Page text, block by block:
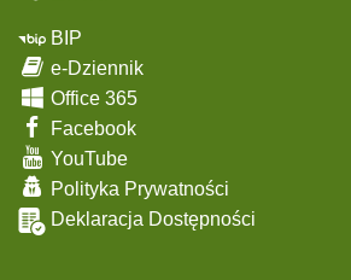
BIP
e-Dziennik
Office 365
Facebook
YouTube
Polityka Prywatności
Deklaracja Dostępności